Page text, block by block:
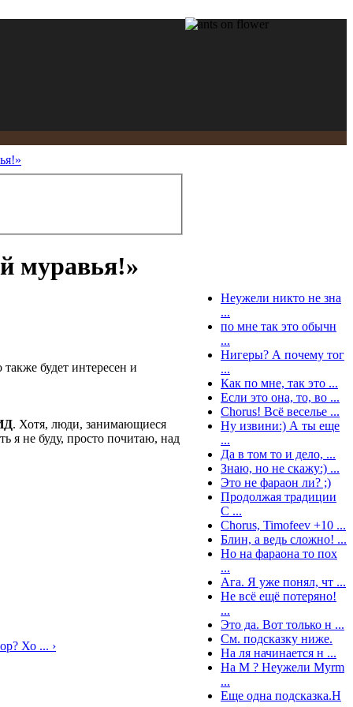
муравья!»
будет интересен и
. Хотя, люди, занимающиеся
я не буду, просто почитаю, над
Хо ... ›
Неужели никто не зна
...
по мне так это обычн
...
Нигеры? А почему тог
...
Как по мне, так это ...
Если это она, то, во ...
Chorus! Всё веселье ...
Ну извини:) А ты еще
...
Да в том то и дело, ...
Знаю, но не скажу:) ...
Это не фараон ли? ;)
Продолжая традиции
C ...
Chorus, Timofeev +10 ...
Блин, а ведь сложно! ...
Но на фараона то пох
...
Ага. Я уже понял, чт ...
Не всё ещё потеряно!
...
Это да. Вот только н ...
См. подсказку ниже.
На ля начинается н ...
На M ? Неужели Myrm
...
Еще одна подсказка.Н